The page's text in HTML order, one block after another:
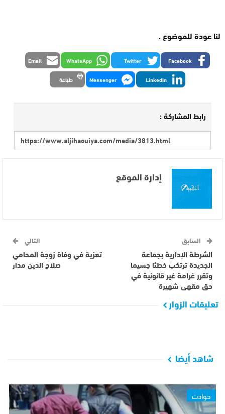
لنا عودة للموضوع .
Facebook
Twitter
WhatsApp
Email
LinkedIn
Messenger طباعة
رابط المشاركة :
إدارة الموقع
السابق
الشرطة الإدارية بجماعة
الجديدة ترتكب خطئا جسيما
وتقرر غرامة غير قانونية في
حق مقهى شهيرة
التالي
تعزية في وفاة زوجة المحامي
صلاح الدين مدار
تعليقات الزوار
شاهد أيضا
حوادث